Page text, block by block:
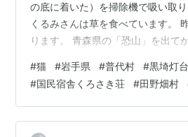
の底に着いた）を掃除機で吸い取り
くるみさんは草を食べています。
ります。 青森県の「恐山」を出て
ました。 ２３年前に家族で東北を
代村」にやって来ました。 宿泊し
ぐ近くにある「北緯４０度シンボ
で２３年前に撮った写真ですが、
#猫 #岩手県 #普代村 #黒埼灯台
#国民宿舎くろさき荘 #田野畑村